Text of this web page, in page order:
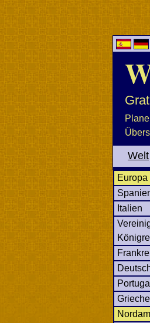
Welt
Europa
Italien
Portugal